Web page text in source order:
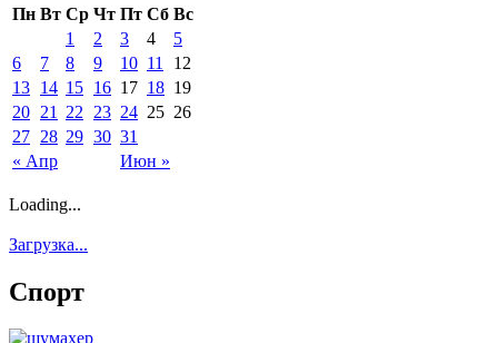
Пн Вт Ср Чт Пт Сб Вс
« Апр Июн »
1 2 3 4
5
6
7 8 9 10 11
12
13 14 15 16 17 18 19
20 21 22 23 24 25 26
27 28 29 30 31
Loading...
Загрузка...
Спорт